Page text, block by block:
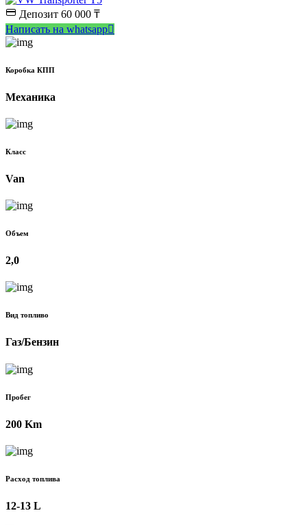
Депозит 60 000 ₸
Написать на whatsapp
Коробка КПП
Механика
Класс
Van
Объем
2,0
Вид топливо
Газ/Бензин
Пробег
200 Km
Расход топлива
12-13 L